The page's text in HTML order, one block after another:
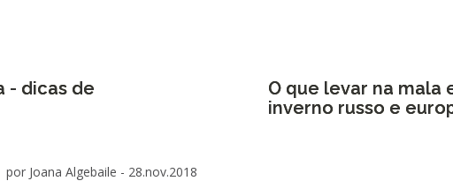
- dicas de
por Joana Algebaile - 28.nov.2018
O que levar na mala
inverno russo e